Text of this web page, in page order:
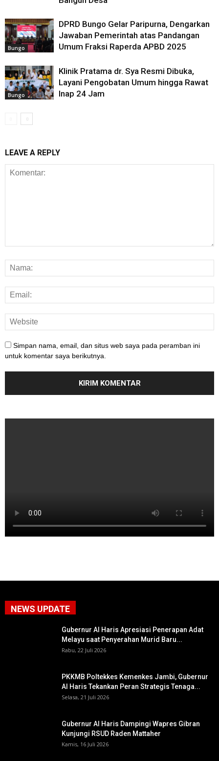
Bungo
DPRD Bungo Gelar Paripurna, Dengarkan
Jawaban Pemerintah atas Pandangan
Umum Fraksi Raperda APBD 2025
Bungo
Klinik Pratama dr. Sya Resmi Dibuka,
Layani Pengobatan Umum hingga Rawat
Inap 24 Jam
LEAVE A REPLY
Simpan nama, email, dan situs web saya pada peramban ini
untuk komentar saya berikutnya.
NEWS UPDATE
Gubernur Al Haris Apresiasi Penerapan Adat
Melayu saat Penyerahan Murid Baru...
Rabu, 22 Juli 2026
PKKMB Poltekkes Kemenkes Jambi, Gubernur
Al Haris Tekankan Peran Strategis Tenaga...
Selasa, 21 Juli 2026
Gubernur Al Haris Dampingi Wapres Gibran
Kunjungi RSUD Raden Mattaher
Kamis, 16 Juli 2026